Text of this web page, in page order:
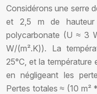
Considérons une serre
et 2,5 m de
polycarbonate (U ≈ 3
W/(m².K)). La
25°C, et la température
en négligeant les
Pertes totales ≈ (10 m²